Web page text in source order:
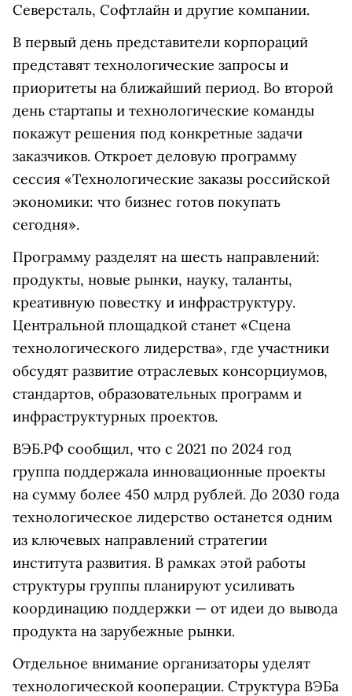
Северсталь, Софтлайн и другие компании.
В первый день представители корпораций
представят технологические запросы и
приоритеты на ближайший период. Во второй
день стартапы и технологические команды
покажут решения под конкретные задачи
заказчиков. Откроет деловую программу
сессия «Технологические заказы российской
экономики: что бизнес готов покупать
сегодня».
Программу разделят на шесть направлений:
продукты, новые рынки, науку, таланты,
креативную повестку и инфраструктуру.
Центральной площадкой станет «Сцена
технологического лидерства», где участники
обсудят развитие отраслевых консорциумов,
стандартов, образовательных программ и
инфраструктурных проектов.
ВЭБ.РФ сообщил, что с 2021 по 2024 год
группа поддержала инновационные проекты
на сумму более 450 млрд рублей. До 2030 года
технологическое лидерство останется одним
из ключевых направлений стратегии
института развития. В рамках этой работы
структуры группы планируют усиливать
координацию поддержки — от идеи до вывода
продукта на зарубежные рынки.
Отдельное внимание организаторы уделят
технологической кооперации. Структура ВЭБа